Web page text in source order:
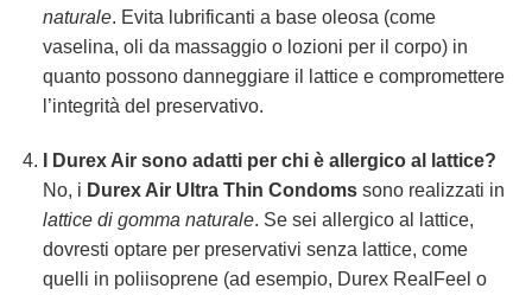
naturale. Evita lubrificanti a base oleosa (come
vaselina, oli da massaggio o lozioni per il corpo) in
quanto possono danneggiare il lattice e compromettere
l’integrità del preservativo.
I Durex Air sono adatti per chi è allergico al lattice?
No, i Durex Air Ultra Thin Condomssono realizzati in
lattice di gomma naturale. Se sei allergico al lattice,
dovresti optare per preservativi senza lattice, come
quelli in poliisoprene (ad esempio, Durex RealFeel o